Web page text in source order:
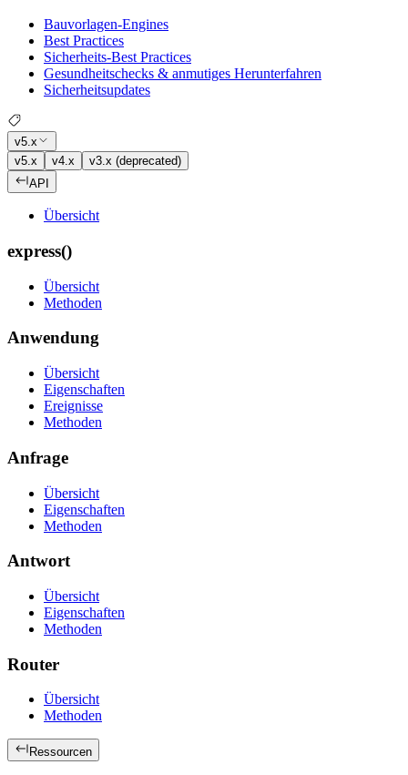
Bauvorlagen-Engines
Best Practices
Sicherheits-Best Practices
Gesundheitschecks & anmutiges Herunterfahren
Sicherheitsupdates
v5.x
v5.x
v4.x
v3.x (deprecated)
API
Übersicht
express()
Übersicht
Methoden
Anwendung
Übersicht
Eigenschaften
Ereignisse
Methoden
Anfrage
Übersicht
Eigenschaften
Methoden
Antwort
Übersicht
Eigenschaften
Methoden
Router
Übersicht
Methoden
Ressourcen